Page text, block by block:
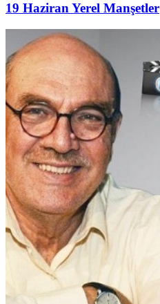
19 Haziran Yerel Manşetler